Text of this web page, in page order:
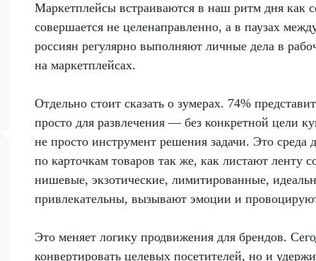
Маркетплейсы встраиваются в наш ритм дня как
совершается не целенаправленно, а в паузах
россиян регулярно выполняют личные дела в
на маркетплейсах.
Отдельно стоит сказать о зумерах. 74%
просто для развлечения — без конкретной цели
не просто инструмент решения задачи. Это среда
по карточкам товаров так же, как листают ленту
нишевые, экзотические, лимитированные,
привлекательны, вызывают эмоции и
Это меняет логику продвижения для брендов.
конвертировать целевых посетителей, но и